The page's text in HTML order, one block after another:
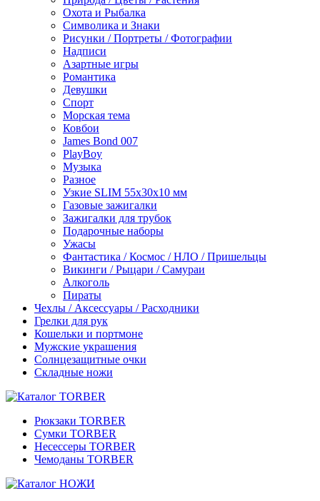
Охота и Рыбалка
Символика и Знаки
Рисунки / Портреты / Фотографии
Надписи
Азартные игры
Романтика
Девушки
Спорт
Морская тема
Ковбои
James Bond 007
PlayBoy
Музыка
Разное
Узкие SLIM 55x30x10 мм
Газовые зажигалки
Зажигалки для трубок
Подарочные наборы
Ужасы
Фантастика / Космос / НЛО / Пришельцы
Викинги / Рыцари / Самураи
Алкоголь
Пираты
Чехлы / Аксессуары / Расходники
Грелки для рук
Кошельки и портмоне
Мужские украшения
Солнцезащитные очки
Складные ножи
Рюкзаки TORBER
Сумки TORBER
Несессеры TORBER
Чемоданы TORBER